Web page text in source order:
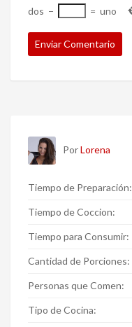
dos − = uno
PorLorena
Tiempo de Preparación:
Tiempo de Coccion:
Tiempo para Consumir:
Cantidad de Porciones:
Personas que Comen:
Tipo de Cocina: